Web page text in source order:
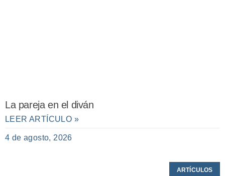
La pareja en el diván
LEER ARTÍCULO »
4 de agosto, 2026
ARTÍCULOS